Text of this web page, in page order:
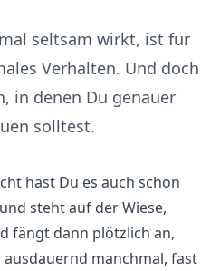
seltsam wirkt, ist für
Verhalten. Und doch
in denen Du genauer
solltest.
hast Du es auch schon
steht auf der Wiese,
fängt dann plötzlich an,
ausdauernd manchmal, fast